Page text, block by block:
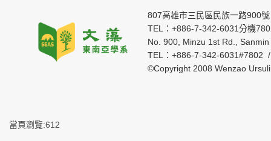
807高雄市三民區民族一路900號
TEL：+886-7-342-6031分機
No. 900, Minzu 1st Rd.,
TEL：+886-7-342-6031#7802
©Copyright 2008 Wenzao
當頁瀏覽:612